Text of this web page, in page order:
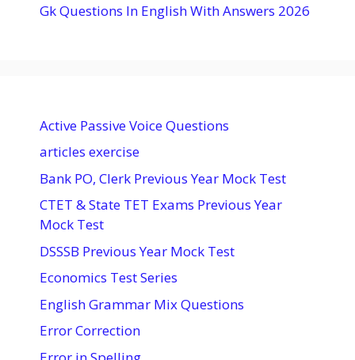
Gk Questions In English With Answers 2026
Active Passive Voice Questions
articles exercise
Bank PO, Clerk Previous Year Mock Test
CTET & State TET Exams Previous Year
Mock Test
DSSSB Previous Year Mock Test
Economics Test Series
English Grammar Mix Questions
Error Correction